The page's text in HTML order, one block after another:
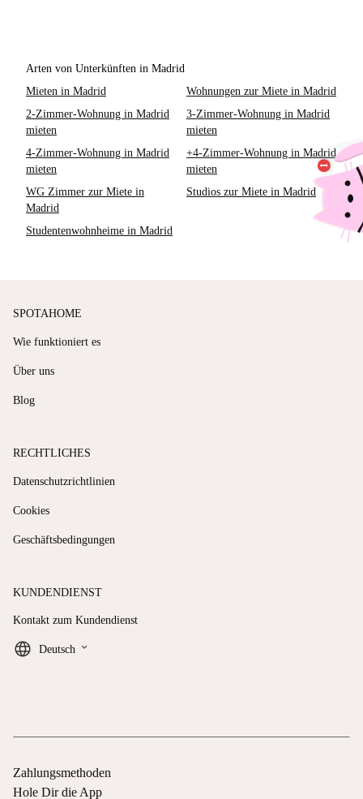
Arten von Unterkünften in Madrid
Mieten in Madrid
Wohnungen zur Miete in Madrid
2-Zimmer-Wohnung in Madrid
mieten
3-Zimmer-Wohnung in Madrid
mieten
4-Zimmer-Wohnung in Madrid
mieten
+4-Zimmer-Wohnung in Madrid
mieten
WG Zimmer zur Miete in
Madrid
Studios zur Miete in Madrid
Studentenwohnheime in Madrid
SPOTAHOME
Wie funktioniert es
Über uns
Blog
RECHTLICHES
Datenschutzrichtlinien
Cookies
Geschäftsbedingungen
KUNDENDIENST
Kontakt zum Kundendienst
Deutsch keyboard_arrow_down
Zahlungsmethoden
Hole Dir die App